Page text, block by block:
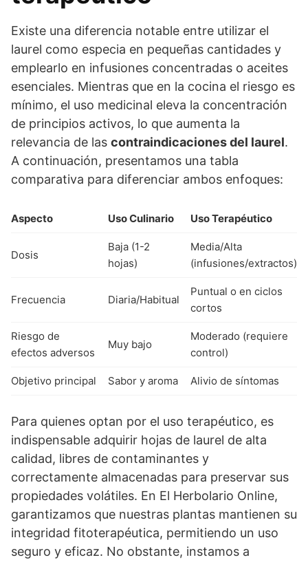
Existe una diferencia notable entre utilizar el
laurel como especia en pequeñas cantidades y
emplearlo en infusiones concentradas o aceites
esenciales. Mientras que en la cocina el riesgo es
mínimo, el uso medicinal eleva la concentración
de principios activos, lo que aumenta la
relevancia de las contraindicaciones del laurel.
A continuación, presentamos una tabla
comparativa para diferenciar ambos enfoques:
Aspecto Uso Culinario Uso Terapéutico
Dosis
Baja (1-2
hojas)
Media/Alta
(infusiones/extractos)
Frecuencia Diaria/Habitual
Puntual o en ciclos
cortos
Riesgo de
efectos adversos
Muy bajo
Moderado (requiere
control)
Objetivo principal Sabor y aroma Alivio de síntomas
Para quienes optan por el uso terapéutico, es
indispensable adquirir hojas de laurel de alta
calidad, libres de contaminantes y
correctamente almacenadas para preservar sus
propiedades volátiles. En El Herbolario Online,
garantizamos que nuestras plantas mantienen su
integridad fitoterapéutica, permitiendo un uso
seguro y eficaz. No obstante, instamos a